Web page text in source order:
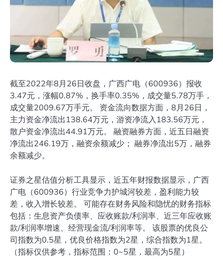
截至2022年8月26日收盘，广西广电（600936）报收
3.47元，涨幅0.87%，换手率0.35%，成交量5.78万手，
成交量2009.67万手元。 资金流向数据方面，8月26日，
主力资金净流出138.64万元，游资净流入183.56万元，
散户资金净流出44.91万元。 融资融券方面，近五日融资
净流出246.19万，融资余额减少； 融券净流出5万，融券
余额减少。
证券之星估值分析工具显示，近五年财报数据显示，广西
广电（600936）行业竞争力护城河较差，盈利能力较
差，收入增长较差。 可能存在财务风险和隐忧的财务指标
包括：生息资产负债率、应收账款/利润率、近三年应收账
款/利润率增速、经营现金流/利润率等。 该股票的优良公
司指数为0.5星，优良价格指数为2星，综合指数为1星。
（指标仅供参考，指标范围：0~5星，最高为5星）